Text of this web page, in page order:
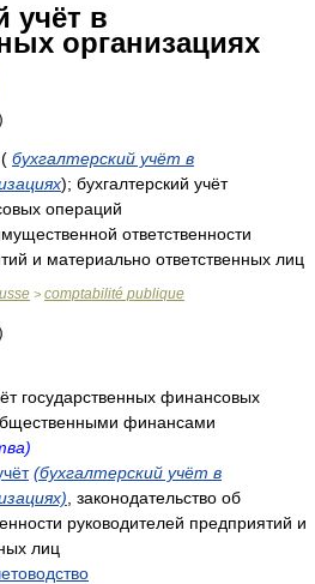
учёт в
организациях
( бухгалтерский учёт в
); бухгалтерский учёт
операций
ответственности
и материально ответственных лиц
> comptabilité publique
государственных финансовых
финансами
(бухгалтерский учёт в
, законодательство об
руководителей предприятий и
лиц